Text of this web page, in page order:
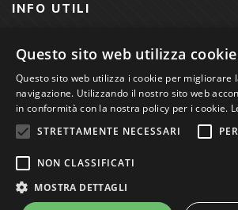
INFO UTILI
CONDIZIONI DI VENDITA
PRIVACY POLICY
COOKIE POLICY
Studio Bibliografico Scriptorium Dott.ssa
nr. 01744000207
Questo sito web utilizza cookie
Questo sito web utilizza i cookie per migliorare
navigazione. Utilizzando il nostro sito web
in conformità con la nostra policy per i cookie.
STRETTAMENTE NECESSARI
NON CLASSIFICATI
MOSTRA DETTAGLI